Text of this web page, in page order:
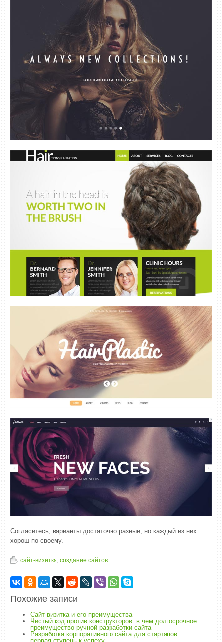
Согласитесь, варианты достаточно разные, но каждый из них
хорош по-своему.
сайт-визитка создание сайтов
Похожие записи
Сайт визитка и его преимущества
Чистый код против конструкторов: в чем долгосрочное
преимущество ручной разработки сайта
Разработка корпоративного сайта для стартапов:
первая ступень к успеху